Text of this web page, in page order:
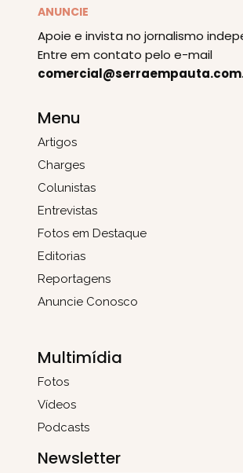
ANUNCIE
Apoie e invista no jornalismo
Entre em contato pelo e-mail
Menu
Artigos
Charges
Colunistas
Entrevistas
Fotos em Destaque
Editorias
Reportagens
Anuncie Conosco
Multimídia
Fotos
Vídeos
Podcasts
Newsletter